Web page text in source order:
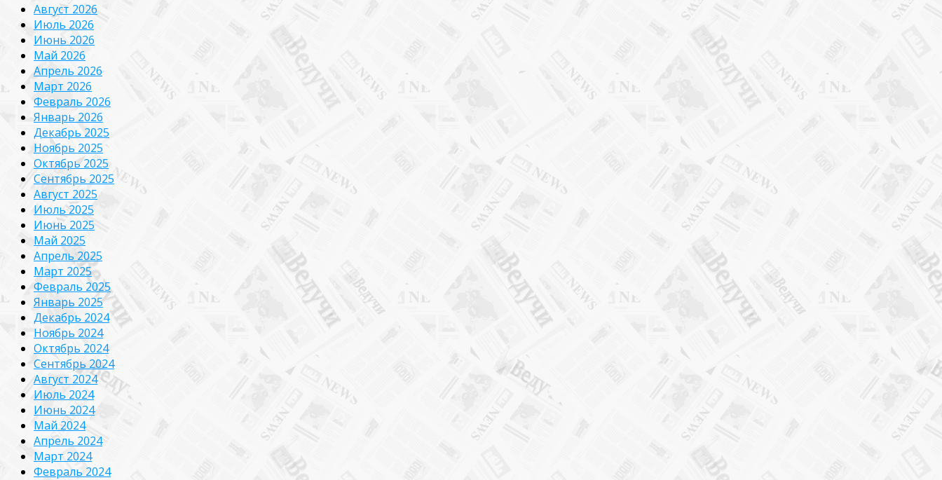
Август 2026
Июль 2026
Июнь 2026
Май 2026
Апрель 2026
Март 2026
Февраль 2026
Январь 2026
Декабрь 2025
Ноябрь 2025
Октябрь 2025
Сентябрь 2025
Август 2025
Июль 2025
Июнь 2025
Май 2025
Апрель 2025
Март 2025
Февраль 2025
Январь 2025
Декабрь 2024
Ноябрь 2024
Октябрь 2024
Сентябрь 2024
Август 2024
Июль 2024
Июнь 2024
Май 2024
Апрель 2024
Март 2024
Февраль 2024